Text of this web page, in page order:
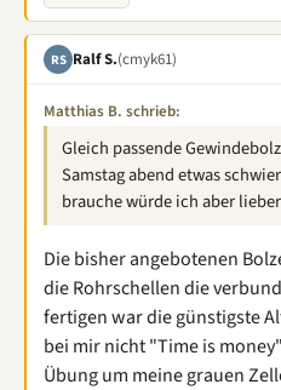
RS Ralf S.(cmyk61)
Matthias B. schrieb:
Gleich passende
Samstag abend etwas
brauche würde ich aber
Die bisher angebotenen
die Rohrschellen die
fertigen war die günstigste
bei mir nicht "Time is
Übung um meine grauen